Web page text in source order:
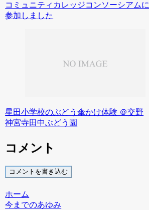
コミュニティカレッジコンソーシアムに
参加しました
星田小学校のぶどう傘かけ体験 ＠交野
神宮寺田中ぶどう園
コメント
コメントを書き込む
ホーム
今までのあゆみ